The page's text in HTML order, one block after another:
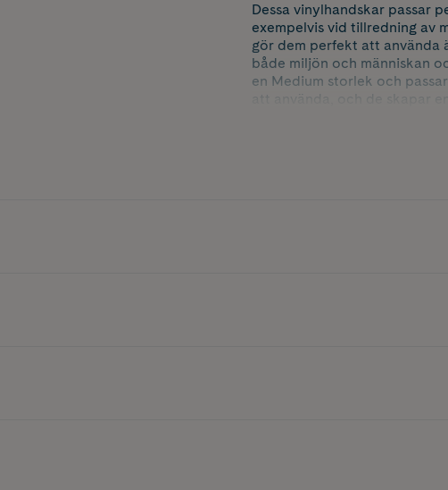
Dessa vinylhandskar passar
exempelvis vid tillredning av
gör dem perfekt att använda
både miljön och människan
en Medium storlek och
att använda, och de skapar